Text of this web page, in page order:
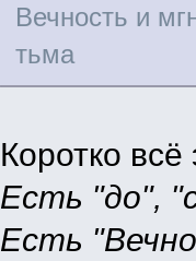
Вечность и
тьма
Коротко
Есть "до",
Есть